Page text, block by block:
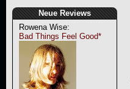
Neue Reviews
Rowena Wise:
Bad Things Feel Good*